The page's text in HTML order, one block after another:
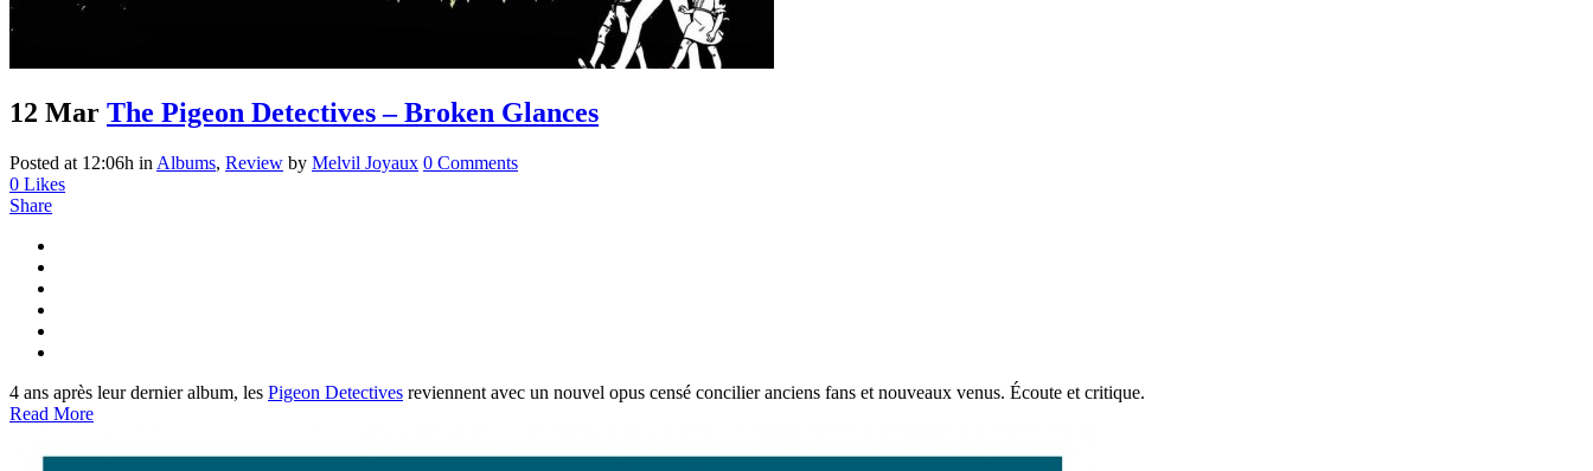
12 Mar The Pigeon Detectives – Broken Glances
Posted at 12:06h in Albums, Review by Melvil Joyaux 0 Comments
0 Likes
Share
4 ans après leur dernier album, les Pigeon Detectives reviennent avec un nouvel opus censé concilier anciens fans et nouveaux venus. Écoute et critique.
Read More